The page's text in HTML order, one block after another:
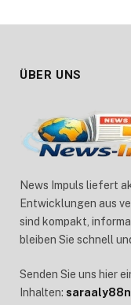
ÜBER UNS
News Impuls liefert
Entwicklungen aus
sind kompakt,
bleiben Sie schnell
Senden Sie uns hier
Inhalten: